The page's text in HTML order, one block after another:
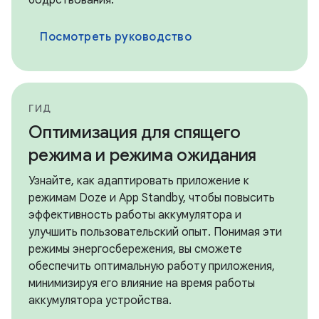
Посмотреть руководство
ГИД
Оптимизация для спящего
режима и режима ожидания
Узнайте, как адаптировать приложение к
режимам Doze и App Standby, чтобы повысить
эффективность работы аккумулятора и
улучшить пользовательский опыт. Понимая эти
режимы энергосбережения, вы сможете
обеспечить оптимальную работу приложения,
минимизируя его влияние на время работы
аккумулятора устройства.